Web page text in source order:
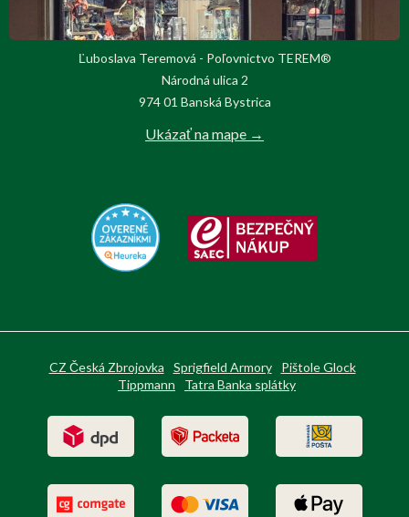
Ľuboslava Teremová - Poľovnictvo TEREM®
Národná ulica 2
974 01 Banská Bystrica
Ukázať na mape →
CZ Česká Zbrojovka Sprigfield Armory
Pištole Glock
Tippmann
Tatra Banka splátky